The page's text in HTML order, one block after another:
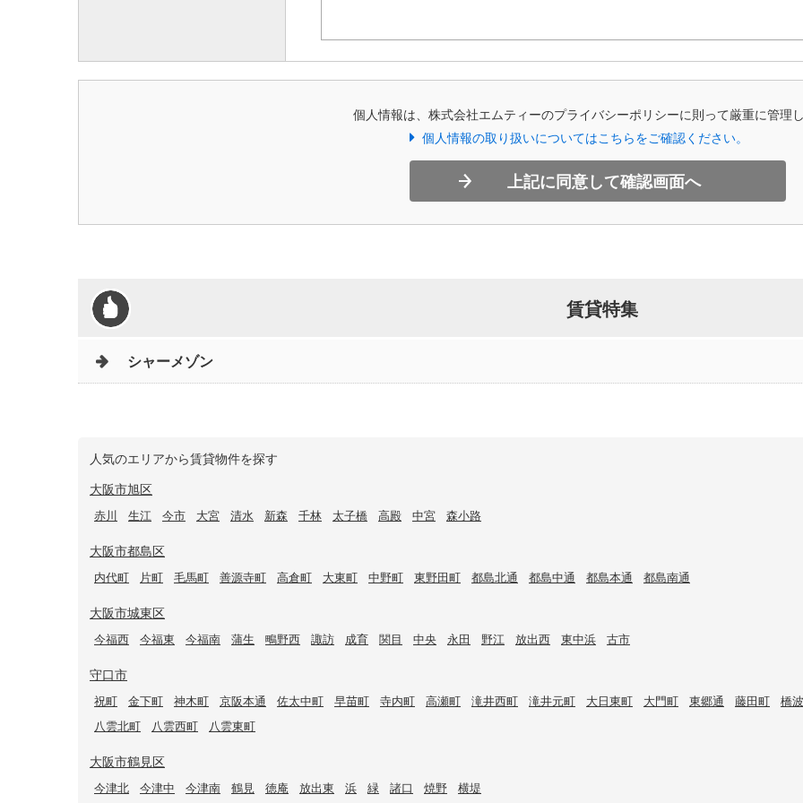
個人情報は、株式会社エムティーのプライバシーポリシーに則って厳重に管理
個人情報の取り扱いについてはこちらをご確認ください。
上記に同意して確認画面へ
賃貸特集
シャーメゾン
人気のエリアから賃貸物件を探す
大阪市旭区
赤川 生江 今市 大宮 清水 新森 千林 太子橋 高殿 中宮 森小路
大阪市都島区
内代町 片町 毛馬町 善源寺町 高倉町 大東町 中野町 東野田町 都島北通 都島中通 都島本通 都島南通
大阪市城東区
今福西 今福東 今福南 蒲生 鴫野西 諏訪 成育 関目 中央 永田 野江 放出西 東中浜 古市
守口市
祝町 金下町 神木町 京阪本通 佐太中町 早苗町 寺内町 高瀬町 滝井西町 滝井元町 大日東町 大門町 東郷通 藤田町
橋
八雲北町
八雲西町 八雲東町
大阪市鶴見区
今津北 今津中 今津南 鶴見 徳庵 放出東 浜 緑 諸口 焼野 横堤